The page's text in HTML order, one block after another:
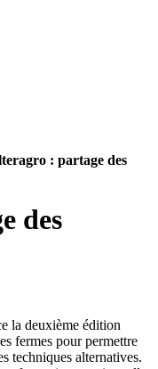
: partage des
la deuxième édition
fermes pour permettre
techniques alternatives.